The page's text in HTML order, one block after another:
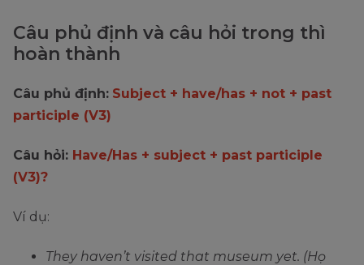
Câu phủ định và câu hỏi trong thì
hoàn thành
Câu phủ định: Subject + have/has + not + past
participle (V3)
Câu hỏi: Have/Has + subject + past participle
(V3)?
Ví dụ:
They haven’t visited that museum yet. (Họ